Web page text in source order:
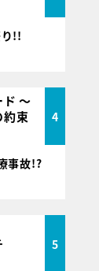
!!
～
束
4
事故!?
5